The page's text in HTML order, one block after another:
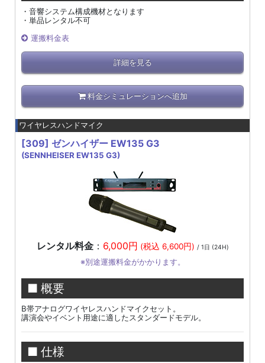
・音響システム構成機材となります
・単品レンタル不可
運搬料金表
詳細を見る
料金シミュレーションへ追加
ワイヤレスハンドマイク
[309] ゼンハイザー EW135 G3
(SENNHEISER EW135 G3)
レンタル料金： 6,000円 (税込 6,600円) / 1日 (24H)
※別途運搬料金がかかります。
■ 概要
B帯アナログワイヤレスハンドマイクセット。
講演会やイベント用途に適したスタンダードモデル。
■ 仕様